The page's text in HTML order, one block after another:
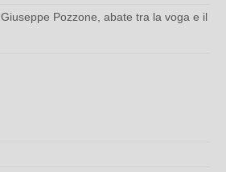
Giuseppe Pozzone, abate tra la voga e il